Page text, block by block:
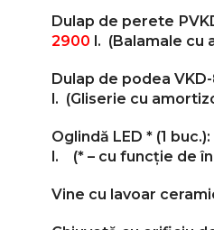
Dulap de perete
2900 l. (Balamale cu
Dulap de podea
l. (Gliserie cu
Oglindă LED *
l. (* – cu funcție de
Vine cu lavoar